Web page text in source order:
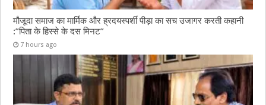
मौजूदा समाज का मार्मिक और ह्रदयस्पर्शी पीड़ा का सच उजागर करती कहानी
:”पिता के हिस्से के दस मिनट”
7 hours ago